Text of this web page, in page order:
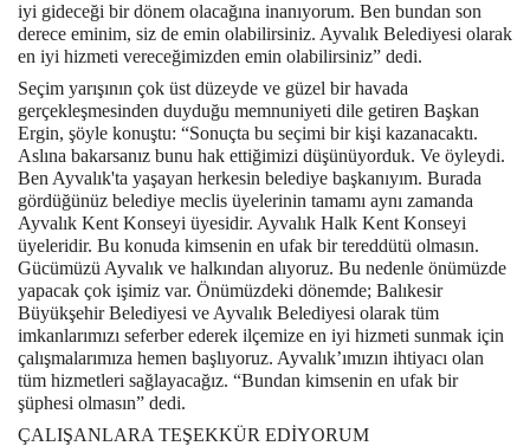
iyi gideceği bir dönem olacağına inanıyorum. Ben bundan son
derece eminim, siz de emin olabilirsiniz. Ayvalık Belediyesi olarak
en iyi hizmeti vereceğimizden emin olabilirsiniz” dedi.
Seçim yarışının çok üst düzeyde ve güzel bir havada
gerçekleşmesinden duyduğu memnuniyeti dile getiren Başkan
Ergin, şöyle konuştu: “Sonuçta bu seçimi bir kişi kazanacaktı.
Aslına bakarsanız bunu hak ettiğimizi düşünüyorduk. Ve öyleydi.
Ben Ayvalık'ta yaşayan herkesin belediye başkanıyım. Burada
gördüğünüz belediye meclis üyelerinin tamamı aynı zamanda
Ayvalık Kent Konseyi üyesidir. Ayvalık Halk Kent Konseyi
üyeleridir. Bu konuda kimsenin en ufak bir tereddütü olmasın.
Gücümüzü Ayvalık ve halkından alıyoruz. Bu nedenle önümüzde
yapacak çok işimiz var. Önümüzdeki dönemde; Balıkesir
Büyükşehir Belediyesi ve Ayvalık Belediyesi olarak tüm
imkanlarımızı seferber ederek ilçemize en iyi hizmeti sunmak için
çalışmalarımıza hemen başlıyoruz. Ayvalık’ımızın ihtiyacı olan
tüm hizmetleri sağlayacağız. “Bundan kimsenin en ufak bir
şüphesi olmasın” dedi.
ÇALIŞANLARA TEŞEKKÜR EDİYORUM